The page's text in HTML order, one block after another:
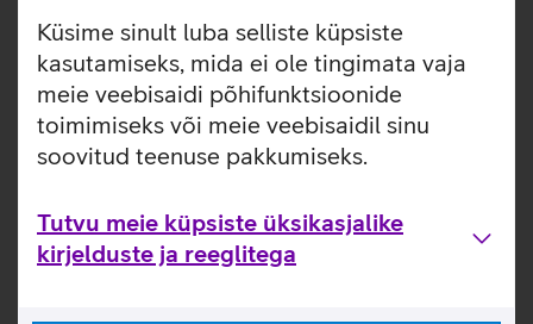
Küsime sinult luba selliste küpsiste
kasutamiseks, mida ei ole tingimata vaja
meie veebisaidi põhifunktsioonide
toimimiseks või meie veebisaidil sinu
soovitud teenuse pakkumiseks.
Tutvu meie küpsiste üksikasjalike
kirjelduste ja reeglitega